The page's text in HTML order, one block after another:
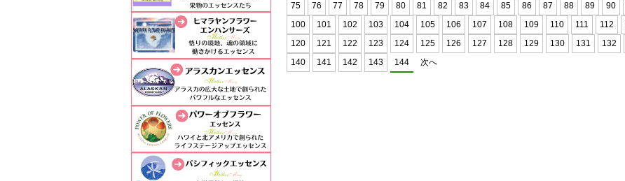
75
76 77 78 79 80 81 82 83 84 85 86 87 88 89 90
100
101 102 103 104 105 106 107 108 109 110 111 112
120
121 122 123 124 125 126 127 128 129 130 131 132
140
141 142 143 144 次へ